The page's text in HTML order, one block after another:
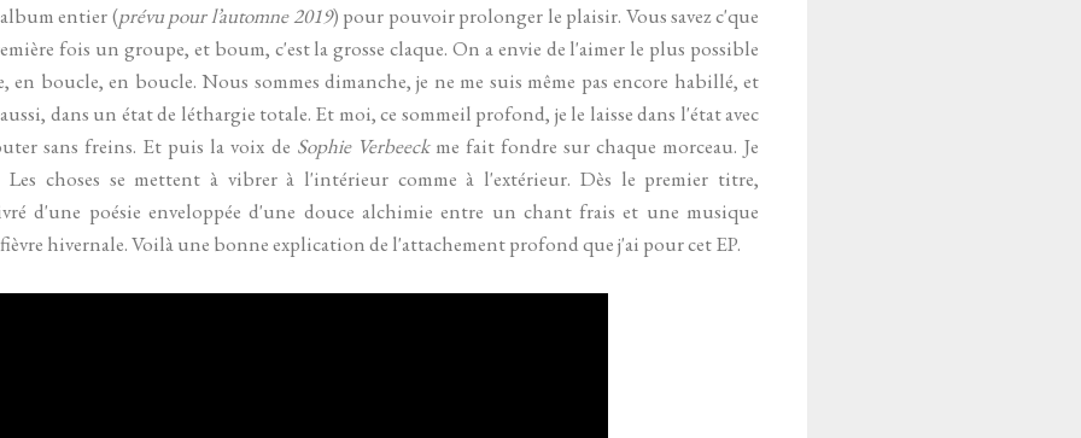
entier (prévu pour l’automne 2019) pour pouvoir prolonger le plaisir. Vous savez c'que
fois un groupe, et boum, c'est la grosse claque. On a envie de l'aimer le plus possible
en boucle, en boucle. Nous sommes dimanche, je ne me suis même pas encore habillé, et
dans un état de léthargie totale. Et moi, ce sommeil profond, je le laisse dans l'état avec
sans freins. Et puis la voix de Sophie Verbeeckme fait fondre sur chaque morceau. Je
Les choses se mettent à vibrer à l'intérieur comme à l'extérieur. Dès le premier titre,
d'une poésie enveloppée d'une douce alchimie entre un chant frais et une musique
hivernale. Voilà une bonne explication de l'attachement profond que j'ai pour cet EP.